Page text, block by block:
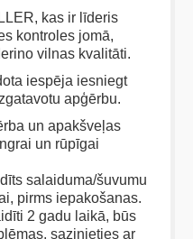
kas ir līderis
kontroles jomā,
vilnas kvalitāti.
iespēja iesniegt
apģērbu.
un apakšveļas
un rūpīgai
salaiduma/šuvumu
pirms iepakošanas.
2 gadu laikā, būs
sazinieties ar